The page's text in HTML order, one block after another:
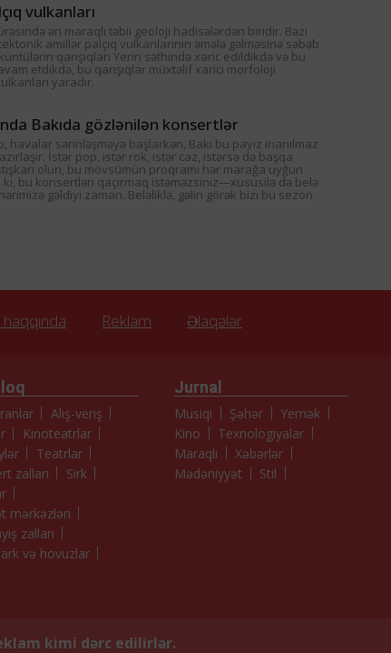
vulkanları
ən maraqlı təbii geoloji hadisələrdən biridir. Bəzi
amillər palçıq vulkanlarının əmələ gəlməsinə səbəb
qarışıqları Yerin səthində xaric edildikdə və bu
etdikdə, bu qarışıqlar müxtəlif xarici morfoloji
yaradır.
Bakıda gözlənilən konsertlər
havalar sərinləşməyə başlarkən, Bakı bu payız inanılmaz
İstər pop, istər rok, istər caz, istərsə də başqa
olun, bu mövsümün proqramı hər marağa uyğun
ki, bu konsertləri qaçırmaq istəməzsiniz—xüsusilə də belə
gəldiyi zaman. Beləliklə, gəlin görək bizi bu sezon
Reklam Əlaqələr
Alış-veriş
Kinoteatrlar
Teatrlar
zalları
Sirk
mərkəzləri
zalları
və hovuzlar
Jurnal
Musiqi Şəhər
Yemək
Kino
Texnologiyalar
Maraqlı
Xəbərlər
Mədəniyyət
Stil
kimi dərc edilirlər.